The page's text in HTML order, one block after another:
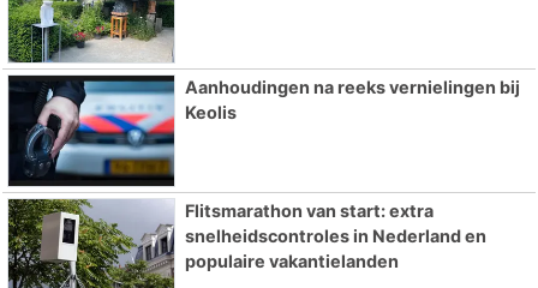
Aanhoudingen na reeks vernielingen bij
Keolis
Flitsmarathon van start: extra
snelheidscontroles in Nederland en
populaire vakantielanden